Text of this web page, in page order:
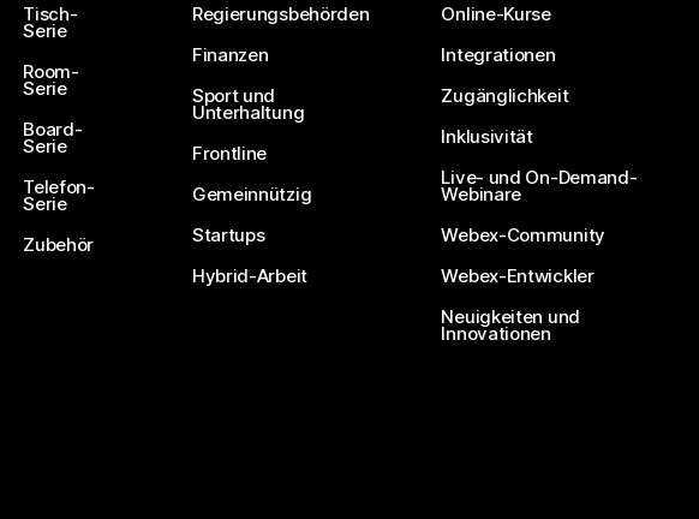
Tisch-
Serie
Room-
Serie
Board-
Serie
Telefon-
Serie
Zubehör
Regierungsbehörden
Finanzen
Sport und
Unterhaltung
Frontline
Gemeinnützig
Startups
Hybrid-Arbeit
Online-Kurse
Integrationen
Zugänglichkeit
Inklusivität
Live- und On-Demand-
Webinare
Webex-Community
Webex-Entwickler
Neuigkeiten und
Innovationen